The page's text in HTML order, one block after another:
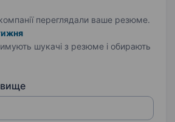
переглядали ваше резюме.
шукачі з резюме і обирають